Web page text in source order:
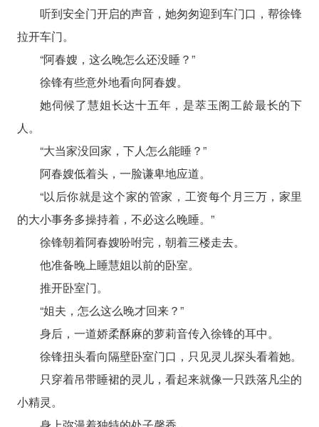
听到安全门开启的声音，她匆匆迎到车门口，帮徐锋
拉开车门。
“阿春嫂，这么晚怎么还没睡？”
徐锋有些意外地看向阿春嫂。
她伺候了慧姐长达十五年，是萃玉阁工龄最长的下
人。
“大当家没回家，下人怎么能睡？”
阿春嫂低着头，一脸谦卑地应道。
“以后你就是这个家的管家，工资每个月三万，家里
的大小事务多操持着，不必这么晚睡。”
徐锋朝着阿春嫂吩咐完，朝着三楼走去。
他准备晚上睡慧姐以前的卧室。
推开卧室门。
“姐夫，怎么这么晚才回来？”
身后，一道娇柔酥麻的萝莉音传入徐锋的耳中。
徐锋扭头看向隔壁卧室门口，只见灵儿探头看着她。
只穿着吊带睡裙的灵儿，看起来就像一只跌落凡尘的
小精灵。